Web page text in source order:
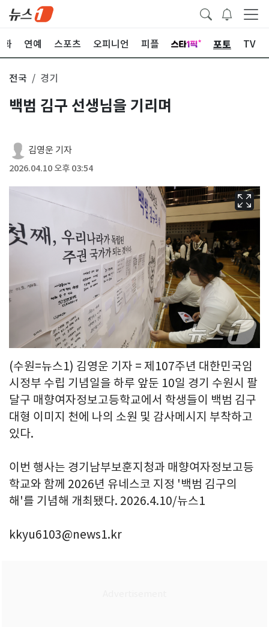
화 연예 스포츠 오피니언 피플 포토 TV
전국 경기
백범 김구 선생님을 기리며
김영운 기자
2026.04.10 오후 03:54
(수원=뉴스1) 김영운 기자 = 제107주년 대한민국임
시정부 수립 기념일을 하루 앞둔 10일 경기 수원시 팔
달구 매향여자정보고등학교에서 학생들이 백범 김구
대형 이미지 천에 나의 소원 및 감사메시지 부착하고
있다.
이번 행사는 경기남부보훈지청과 매향여자정보고등
학교와 함께 2026년 유네스코 지정 '백범 김구의
해'를 기념해 개최됐다. 2026.4.10/뉴스1
kkyu6103@news1.kr